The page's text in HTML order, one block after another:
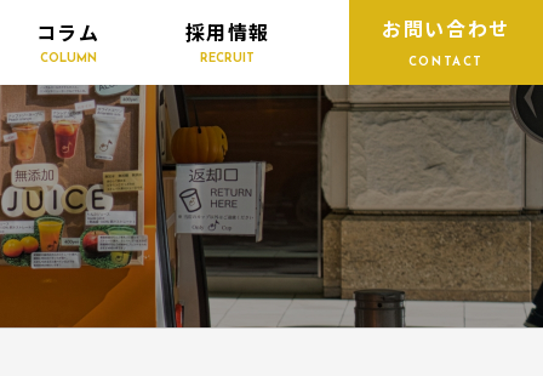
コラム
COLUMN
採用情報
RECRUIT
お問い合わせ
CONTACT